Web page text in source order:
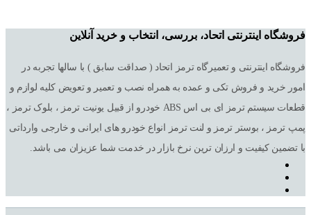
فروشگاه اینترنتی اتحاد، بررسی، انتخاب و خرید آنلاین
فروشگاه اینترنتی و تعمیرگاه ترمز اتحاد ( صداقت سابق ) با سالها تجربه در
امور خرید و فروش تکی و عمده به همراه نصب و تعمیر و تعویض کلیه لوازم و
قطعات سیستم ترمز ای بی اس ABS خودرو از قبیل یونیت ترمز ، بلوک ترمز ،
پمپ ترمز ، بوستر ترمز و لنت ترمز انواع خودرو های ایرانی و خارجی وارداتی
با تضمین کیفیت و ارزان ترین نرخ بازار در خدمت شما عزیزان می باشد.